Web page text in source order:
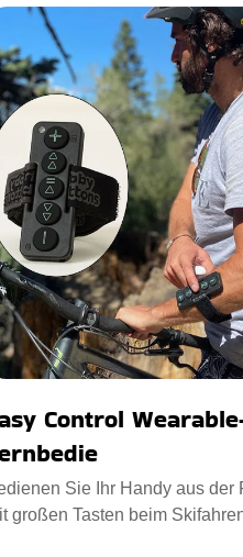
Control
Sie Ihr Handy aus der
großen Tasten beim